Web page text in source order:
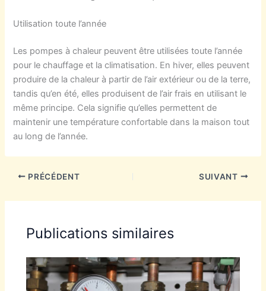
Utilisation toute l’année
Les pompes à chaleur peuvent être utilisées toute l’année
pour le chauffage et la climatisation. En hiver, elles peuvent
produire de la chaleur à partir de l’air extérieur ou de la terre,
tandis qu’en été, elles produisent de l’air frais en utilisant le
même principe. Cela signifie qu’elles permettent de
maintenir une température confortable dans la maison tout
au long de l’année.
PRÉCÉDENT SUIVANT
Publications similaires